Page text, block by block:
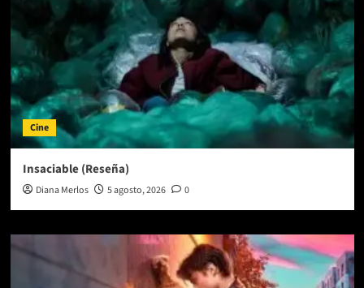
Cine
Insaciable (Reseña)
Diana Merlos 5 agosto, 2026 0